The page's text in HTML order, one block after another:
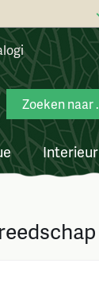
Interieur